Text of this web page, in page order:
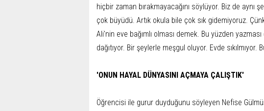
hiçbir zaman bırakmayacağını söylüyor. Biz de
çok büyüdü. Artık okula bile çok sık gidemiyoruz.
Ali'nin eve bağımlı olması demek. Bu yüzden
dağıtıyor. Bir şeylerle meşgul oluyor. Evde
'ONUN HAYAL DÜNYASINI AÇMAYA ÇALIŞTIK'
Öğrencisi ile gurur duyduğunu söyleyen Nefise